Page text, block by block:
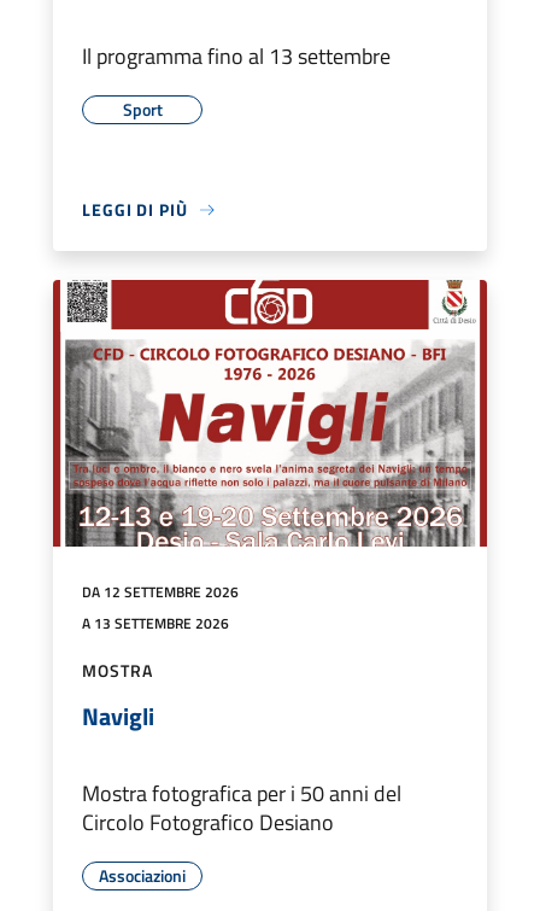
Il programma fino al 13 settembre
Sport
LEGGI DI PIÙ
DA 12 SETTEMBRE 2026
A 13 SETTEMBRE 2026
MOSTRA
Navigli
Mostra fotografica per i 50 anni del
Circolo Fotografico Desiano
Associazioni